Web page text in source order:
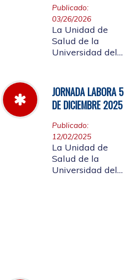
Publicado:
03/26/2026
La Unidad de
Salud de la
Universidad del
universitaria
afiliada, y a la
ciudadanía en
general, que se
aplaza el evento
de Rendición de
Cuentas año 2025
JORNADA LABORA 5
DE DICIEMBRE 2025
Publicado:
12/02/2025
La Unidad de
Salud de la
Universidad del